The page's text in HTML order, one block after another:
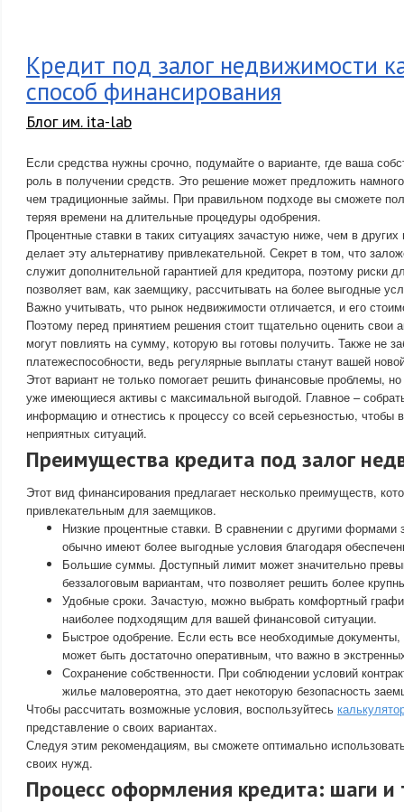
Кредит под залог недвижимости
способ финансирования
Блог им. ita-lab
Если средства нужны срочно, подумайте о варианте, где ваша
роль в получении средств. Это решение может предложить
чем традиционные займы. При правильном подходе вы сможете
теряя времени на длительные процедуры одобрения.
Процентные ставки в таких ситуациях зачастую ниже, чем в других
делает эту альтернативу привлекательной. Секрет в том, что
служит дополнительной гарантией для кредитора, поэтому риски
позволяет вам, как заемщику, рассчитывать на более выгодные
Важно учитывать, что рынок недвижимости отличается, и его
Поэтому перед принятием решения стоит тщательно оценить свои
могут повлиять на сумму, которую вы готовы получить. Также не
платежеспособности, ведь регулярные выплаты станут вашей
Этот вариант не только помогает решить финансовые проблемы,
уже имеющиеся активы с максимальной выгодой. Главное –
информацию и отнестись к процессу со всей серьезностью, чтобы
неприятных ситуаций.
Преимущества кредита под залог
Этот вид финансирования предлагает несколько преимуществ,
привлекательным для заемщиков.
Низкие процентные ставки. В сравнении с другими формами
обычно имеют более выгодные условия благодаря
Большие суммы. Доступный лимит может значительно
беззалоговым вариантам, что позволяет решить более
Удобные сроки. Зачастую, можно выбрать комфортный
наиболее подходящим для вашей финансовой ситуации.
Быстрое одобрение. Если есть все необходимые документы,
может быть достаточно оперативным, что важно в
Сохранение собственности. При соблюдении условий
жилье маловероятна, это дает некоторую безопасность
Чтобы рассчитать возможные условия, воспользуйтесь
представление о своих вариантах.
Следуя этим рекомендациям, вы сможете оптимально
своих нужд.
Процесс оформления кредита: шаги и